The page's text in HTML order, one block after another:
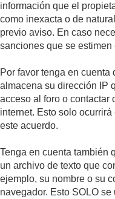
información que el
como inexacta o de
previo aviso. En caso
sanciones que se estimen
Por favor tenga en
almacena su dirección IP
acceso al foro o contactar
internet. Esto solo
este acuerdo.
Tenga en cuenta también
un archivo de texto que
ejemplo, su nombre o su
navegador. Esto SOLO